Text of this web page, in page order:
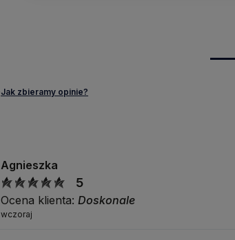
Jak zbieramy opinie?
Agnieszka
5
Ocena klienta: Doskonale
wczoraj